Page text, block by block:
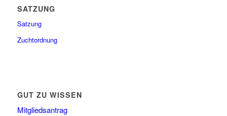
SATZUNG
Satzung
Zuchtordnung
GUT ZU WISSEN
Mitgliedsantrag